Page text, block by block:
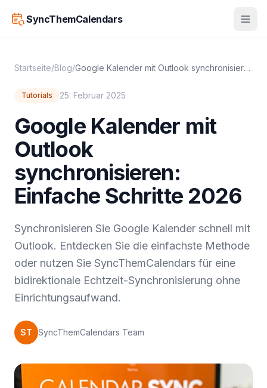
SyncThemCalendars
Startseite/Blog/ Google Kalender mit Outlook synchronisieren: Einfache Schritte 2026
Tutorials 25. Februar 2025
Google Kalender mit
Outlook
synchronisieren:
Einfache Schritte 2026
Synchronisieren Sie Google Kalender schnell mit
Outlook. Entdecken Sie die einfachste Methode
oder nutzen Sie SyncThemCalendars für eine
bidirektionale Echtzeit-Synchronisierung ohne
Einrichtungsaufwand.
ST SyncThemCalendars Team